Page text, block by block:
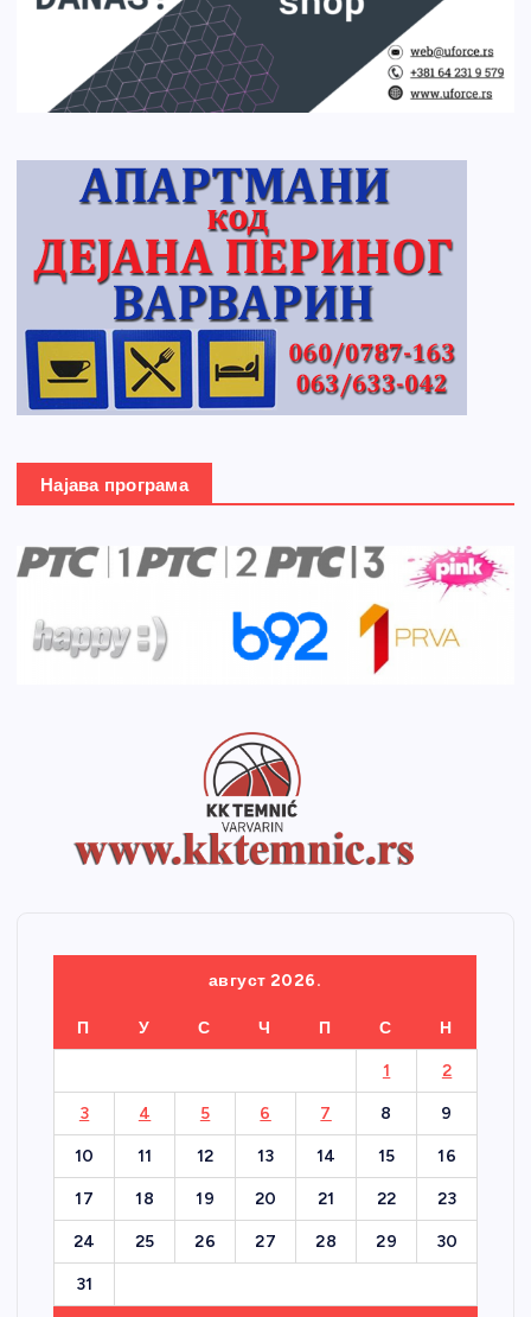
Најава програма
август 2026.
П У С Ч П С Н
1 2
3 4 5 6 7 8 9
10 11 12 13 14 15 16
17 18 19 20 21 22 23
24 25 26 27 28 29 30
31